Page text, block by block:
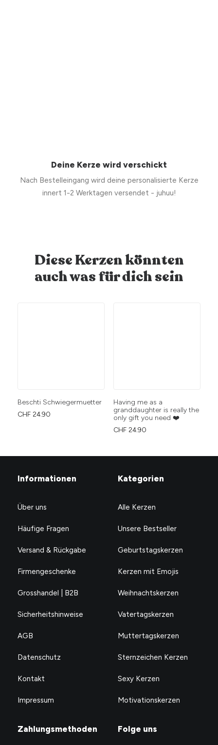
Deine Kerze wird verschickt
Nach Bestelleingang wird deine personalisierte Kerze
innert 1-2 Werktagen versendet - juhuu!
Diese Kerzen könnten
auch was für dich sein
Beschti Schwiegermuetter
CHF 24.90
Having me as a
granddaughter is really the
only gift you need ❤️
CHF 24.90
Informationen
Über uns
Häufige Fragen
Versand & Rückgabe
Firmengeschenke
Grosshandel | B2B
Sicherheitshinweise
AGB
Datenschutz
Kontakt
Impressum
Kategorien
Alle Kerzen
Unsere Bestseller
Geburtstagskerzen
Kerzen mit Emojis
Weihnachtskerzen
Vatertagskerzen
Muttertagskerzen
Sternzeichen Kerzen
Sexy Kerzen
Motivationskerzen
Zahlungsmethoden Folge uns